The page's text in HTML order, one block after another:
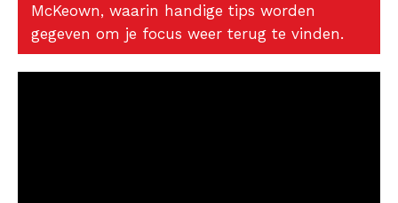
McKeown, waarin handige tips worden
gegeven om je focus weer terug te vinden.